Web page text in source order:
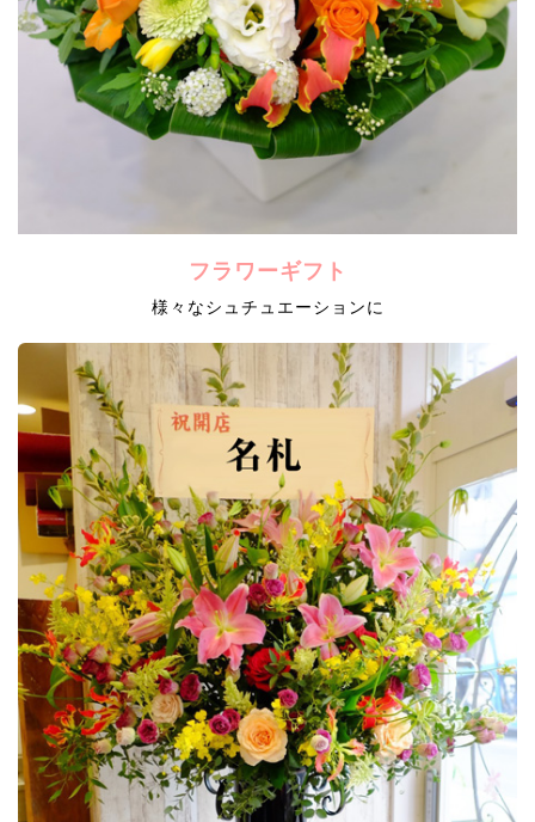
フラワーギフト
様々なシュチュエーションに